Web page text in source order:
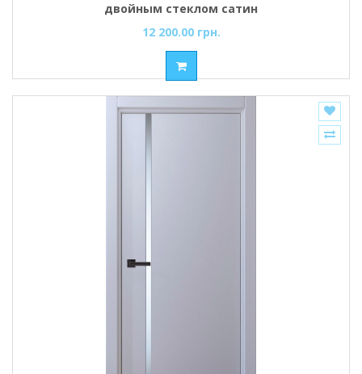
двойным стеклом сатин
12 200.00 грн.